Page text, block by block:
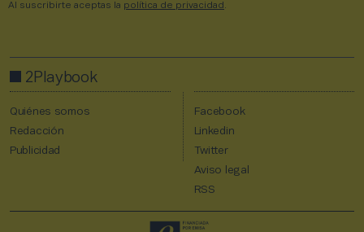
Al suscribirte aceptas la política de privacidad .
2Playbook
Quiénes somos
Redacción
Publicidad
Facebook
Linkedin
Twitter
Aviso legal
RSS